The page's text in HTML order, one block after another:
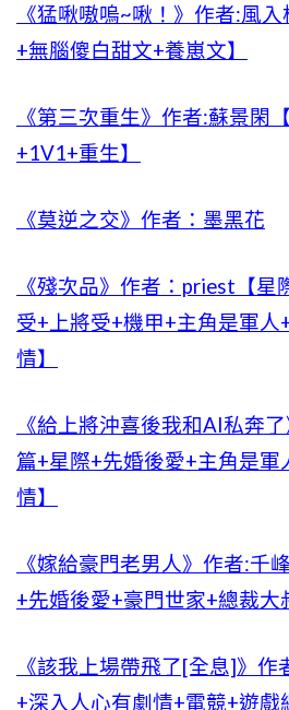
《猛啾嗷嗚~啾！》作者:風
+無腦傻白甜文+養崽文】
《第三次重生》作者:蘇景閑
+1V1+重生】
《莫逆之交》作者：墨黑花
《殘次品》作者：priest【星
受+上將受+機甲+主角是軍人
情】
《給上將沖喜後我和AI私奔
篇+星際+先婚後愛+主角是軍
情】
《嫁給豪門老男人》作者:千
+先婚後愛+豪門世家+總裁大
《該我上場帶飛了[全息]》
+深入人心有劇情+電競+遊戲